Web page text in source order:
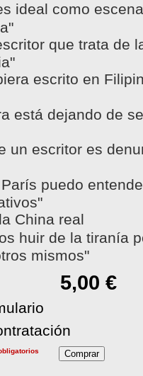
ideal como
que trata de
escrito en
está dejando de
un escritor es
puedo
China real
huir de la tiranía
mismos"
5,00 €